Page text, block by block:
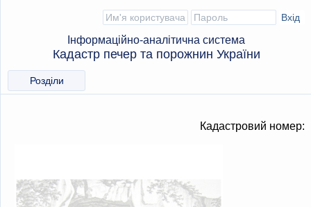
Інформаційно-аналітична система
Кадастр печер та порожнин України
Розділи
Кадастровий номер: